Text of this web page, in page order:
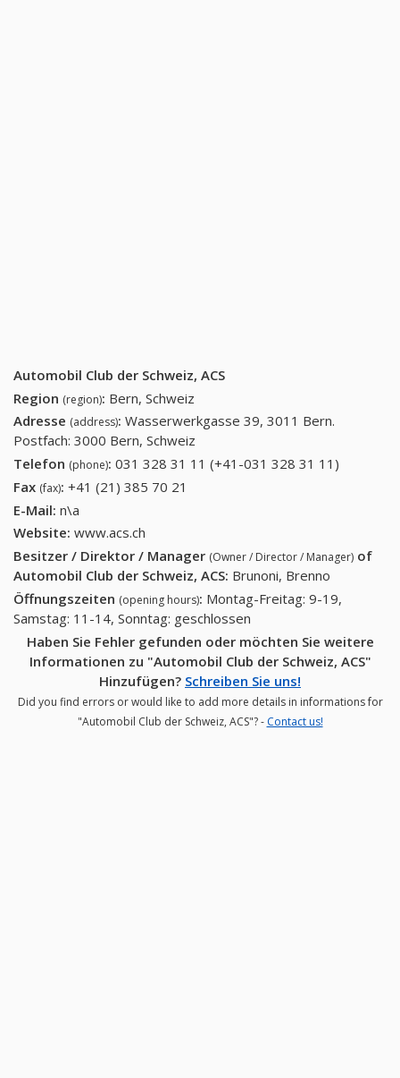
Automobil Club der Schweiz, ACS
Region (region): Bern, Schweiz
Adresse (address): Wasserwerkgasse 39, 3011 Bern.
Postfach: 3000 Bern, Schweiz
Telefon (phone): 031 328 31 11 (+41-031 328 31 11)
Fax (fax): +41 (21) 385 70 21
E-Mail: n\a
Website: www.acs.ch
Besitzer / Direktor / Manager (Owner / Director / Manager) of
Automobil Club der Schweiz, ACS: Brunoni, Brenno
Öffnungszeiten (opening hours): Montag-Freitag: 9-19,
Samstag: 11-14, Sonntag: geschlossen
Haben Sie Fehler gefunden oder möchten Sie weitere
Informationen zu "Automobil Club der Schweiz, ACS"
Hinzufügen? Schreiben Sie uns!
Did you find errors or would like to add more details in informations for
"Automobil Club der Schweiz, ACS"? - Contact us!